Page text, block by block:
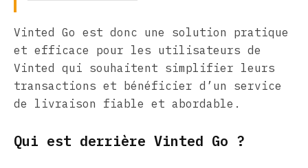
Vinted Go est donc une solution pratique
et efficace pour les utilisateurs de
Vinted qui souhaitent simplifier leurs
transactions et bénéficier d’un service
de livraison fiable et abordable.
Qui est derrière Vinted Go ?